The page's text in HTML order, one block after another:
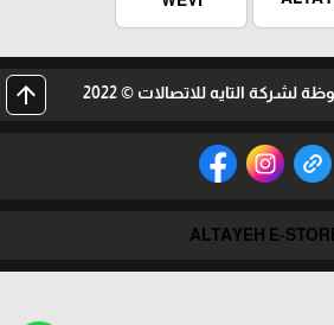
التايه للاتصالات © 2022 arrow_upward
ALTAYEH E-